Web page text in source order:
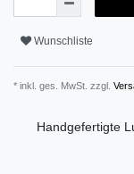
Wunschliste
* inkl. ges. MwSt. zzgl.
Handgefertigte